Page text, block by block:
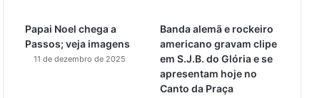
Papai Noel chega a
Passos; veja imagens
11 de dezembro de 2025
Banda alemã e rockeiro
americano gravam clipe
em S.J.B. do Glória e se
apresentam hoje no
Canto da Praça